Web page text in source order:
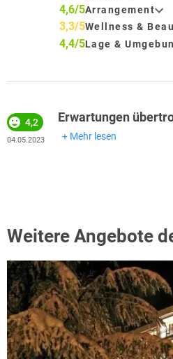
4,6/5Arrangement
3,3/5Wellness &
4,4/5Lage &
Erwartungen
4,2
04.05.2023 Mehr lesen
Weitere Angebote